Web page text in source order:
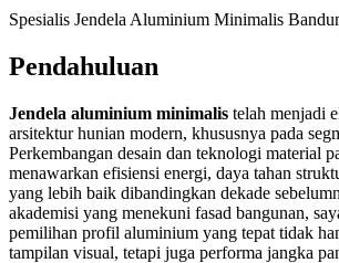
Spesialis Jendela Aluminium Minimalis
Pendahuluan
Jendela aluminium minimalis telah menjadi
arsitektur hunian modern, khususnya pada
Perkembangan desain dan teknologi material
menawarkan efisiensi energi, daya tahan
yang lebih baik dibandingkan dekade
akademisi yang menekuni fasad bangunan,
pemilihan profil aluminium yang tepat tidak
tampilan visual, tetapi juga performa jangka